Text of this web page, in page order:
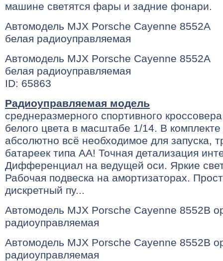
машине светятся фары и задние фонари.
Автомодель MJX Porsche Cayenne 8552A
белая радиоуправляемая
Автомодель MJX Porsche Cayenne 8552A
белая радиоуправляемая
ID: 65863
Радиоуправляемая модель
среднеразмерного спортивного
белого цвета в масштабе 1/14. В
абсолютно всё необходимое для запуска,
батареек типа АА! Точная детализация
Дифференциал на ведущей оси. Яркие
Рабочая подвеска на амортизаторах.
дискретный пу...
Автомодель MJX Porsche Cayenne 8552B
радиоуправляемая
Автомодель MJX Porsche Cayenne 8552B
радиоуправляемая